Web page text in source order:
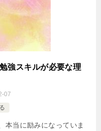
強スキルが必要な理
07
本当に励みになっていま